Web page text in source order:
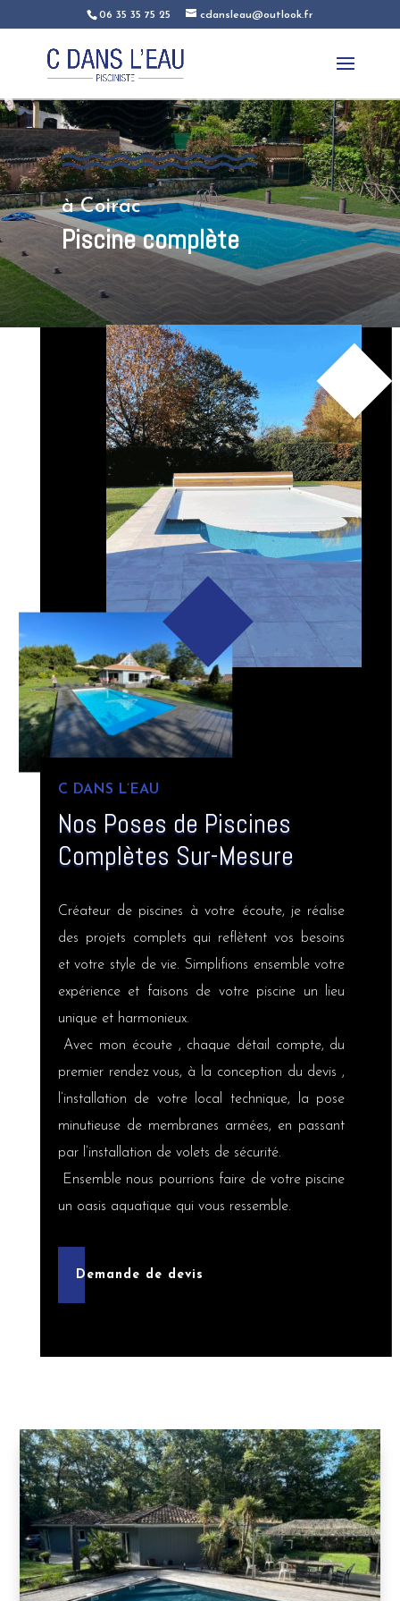
06 35 35 75 25 cdansleau@outlook.fr
à Coirac
Piscine complète
C DANS L’EAU
Nos Poses de Piscines
Complètes Sur-Mesure
Créateur de piscines à votre écoute, je réalise
des projets complets qui reflètent vos besoins
et votre style de vie. Simplifions ensemble votre
expérience et faisons de votre piscine un lieu
unique et harmonieux.
Avec mon écoute , chaque détail compte, du
premier rendez vous, à la conception du devis ,
l’installation de votre local technique, la pose
minutieuse de membranes armées, en passant
par l’installation de volets de sécurité.
Ensemble nous pourrions faire de votre piscine
un oasis aquatique qui vous ressemble.
Demande de devis